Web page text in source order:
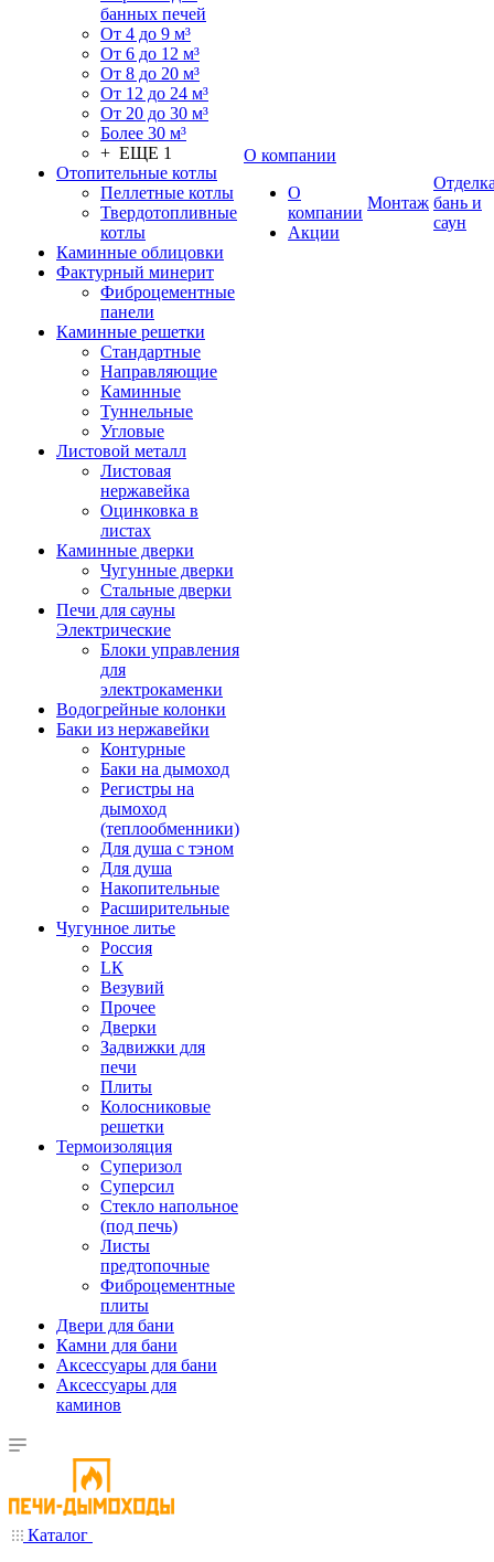
банных печей
От 4 до 9 м³
От 6 до 12 м³
От 8 до 20 м³
От 12 до 24 м³
От 20 до 30 м³
Более 30 м³
+ ЕЩЕ 1
Отопительные котлы
Пеллетные котлы
Твердотопливные
котлы
Каминные облицовки
Фактурный минерит
Фиброцементные
панели
Каминные решетки
Стандартные
Направляющие
Каминные
Туннельные
Угловые
Листовой металл
Листовая
нержавейка
Оцинковка в
листах
Каминные дверки
Чугунные дверки
Стальные дверки
Печи для сауны
Электрические
Блоки управления
для
электрокаменки
Водогрейные колонки
Баки из нержавейки
Контурные
Баки на дымоход
Регистры на
дымоход
(теплообменники)
Для душа с тэном
Для душа
Накопительные
Расширительные
Чугунное литье
Россия
LК
Везувий
Прочее
Дверки
Задвижки для
печи
Плиты
Колосниковые
решетки
Термоизоляция
Суперизол
Суперсил
Стекло напольное
(под печь)
Листы
предтопочные
Фиброцементные
плиты
Двери для бани
Камни для бани
Аксессуары для бани
Аксессуары для
каминов
О компании
О
компании
Акции
Монтаж бань и
саун
Каталог